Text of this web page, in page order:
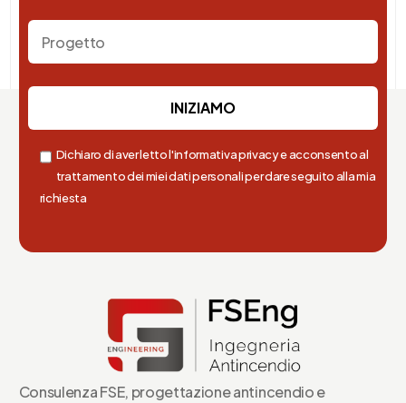
Dichiaro di aver letto l'informativa privacy e acconsento al
trattamento dei miei dati personali per dare seguito alla mia
richiesta
Consulenza FSE, progettazione antincendio e